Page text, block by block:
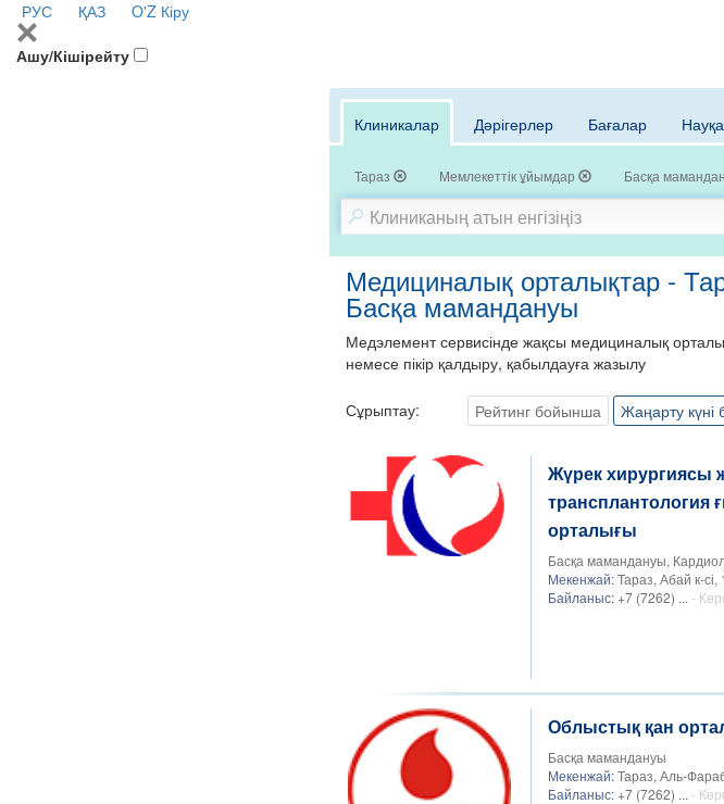
РУС ҚАЗ O'Z Кіру
Ашу/Кішірейту
Клиникалар Дәрігерлер Бағалар
Тараз Мемлекеттік ұйымдар Басқа
Медициналық орталықтар -
Басқа мамандануы
Медэлемент сервисінде жақсы медициналық
немесе пікір қалдыру, қабылдауға жазылу
Сұрыптау: Рейтинг бойынша Жаңарту
Жүрек хирургиясы
орталығы
Басқа мамандануы,
Мекенжай:Тараз, Абай к-сі,
Байланыс: +7 (7262) ... -
Облыстық қан
Басқа мамандануы
Мекенжай:Тараз, Аль-
Байланыс: +7 (7262) ... -